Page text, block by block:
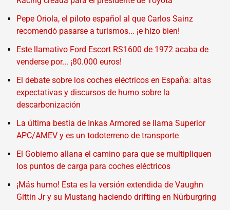
Pepe Oriola, el piloto español al que Carlos Sainz
recomendó pasarse a turismos... ¡e hizo bien!
Este llamativo Ford Escort RS1600 de 1972 acaba de
venderse por... ¡80.000 euros!
El debate sobre los coches eléctricos en España: altas
expectativas y discursos de humo sobre la
descarbonización
La última bestia de Inkas Armored se llama Superior
APC/AMEV y es un todoterreno de transporte
El Gobierno allana el camino para que se multipliquen
los puntos de carga para coches eléctricos
¡Más humo! Esta es la versión extendida de Vaughn
Gittin Jr y su Mustang haciendo drifting en Nürburgring